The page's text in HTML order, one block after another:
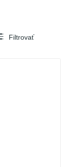
Filtrovať